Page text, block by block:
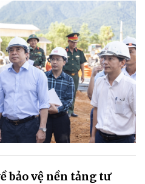
bảo vệ nền tảng tư